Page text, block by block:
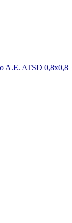
A.E. ATSD 0,8x0,8